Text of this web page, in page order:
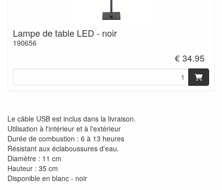
Lampe de table LED - noir
190656
€ 34.95
Le câble USB est inclus dans la livraison.
Utilisation à l'intérieur et à l'extérieur
Durée de combustion : 6 à 13 heures
Résistant aux éclaboussures d'eau.
Diamètre : 11 cm
Hauteur : 35 cm
Disponible en blanc - noir